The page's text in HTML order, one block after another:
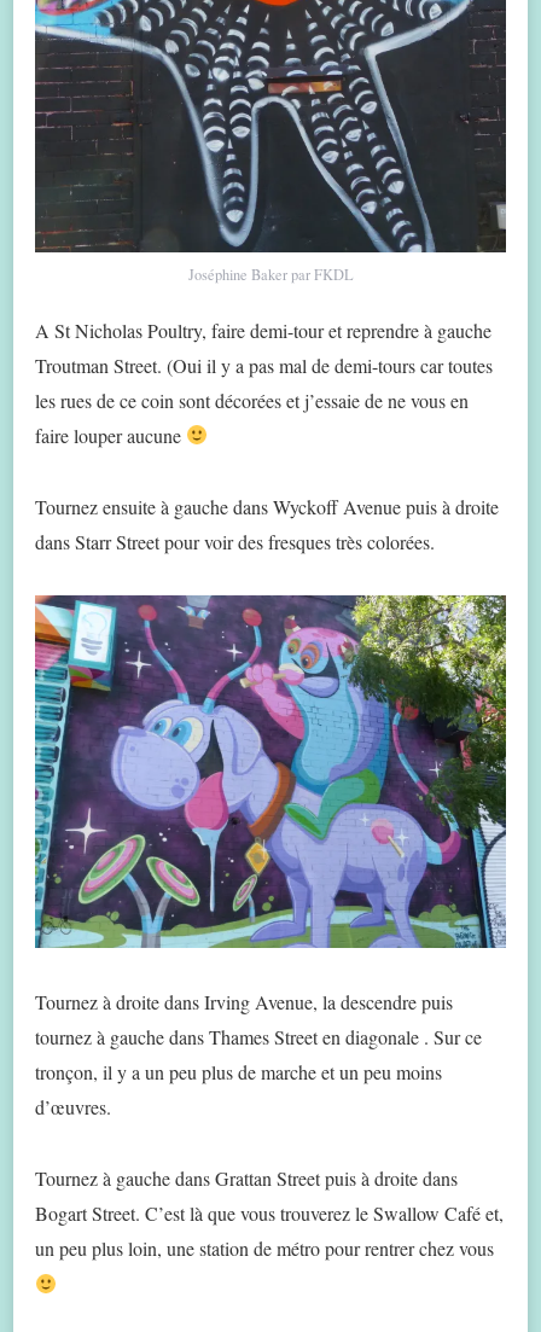
Joséphine Baker par FKDL
A St Nicholas Poultry, faire demi-tour et reprendre à gauche
Troutman Street. (Oui il y a pas mal de demi-tours car toutes
les rues de ce coin sont décorées et j’essaie de ne vous en
faire louper aucune
Tournez ensuite à gauche dans Wyckoff Avenue puis à droite
dans Starr Street pour voir des fresques très colorées.
Tournez à droite dans Irving Avenue, la descendre puis
tournez à gauche dans Thames Street en diagonale . Sur ce
tronçon, il y a un peu plus de marche et un peu moins
d’œuvres.
Tournez à gauche dans Grattan Street puis à droite dans
Bogart Street. C’est là que vous trouverez le Swallow Café et,
un peu plus loin, une station de métro pour rentrer chez vous